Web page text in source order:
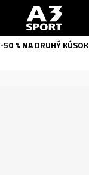
-50 % NA DRUHÝ KÚSOK